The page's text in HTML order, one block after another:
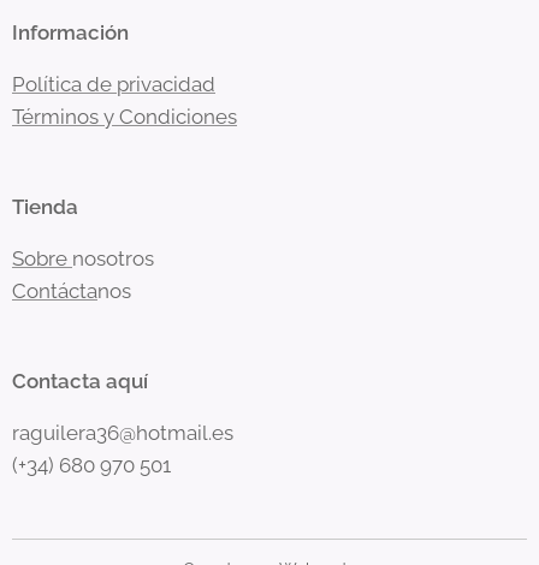
Información
Política de privacidad
Términos y Condiciones
Tienda
Sobre nosotros
Contáctanos
Contacta aquí
raguilera36@hotmail.es
(+34) 680 970 501